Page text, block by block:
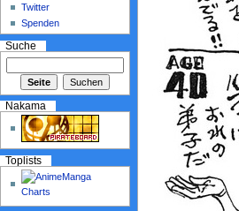
Twitter
Spenden
Suche
Nakama
Toplists